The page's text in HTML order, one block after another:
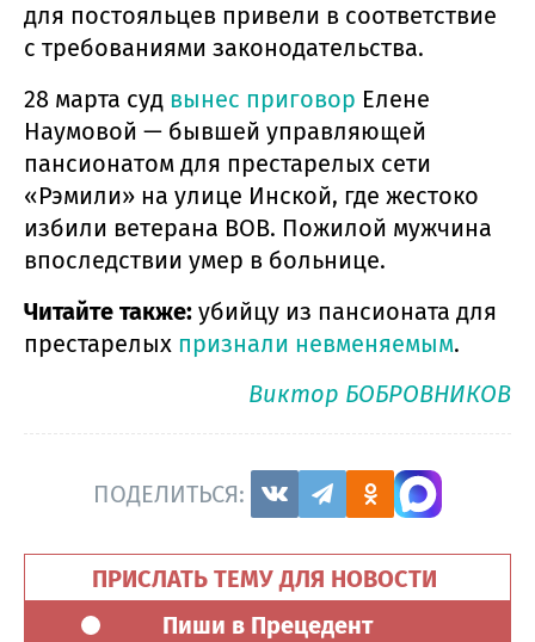
для постояльцев привели в соответствие
с требованиями законодательства.
28 марта суд вынес приговор Елене
Наумовой — бывшей управляющей
пансионатом для престарелых сети
«Рэмили» на улице Инской, где жестоко
избили ветерана ВОВ. Пожилой мужчина
впоследствии умер в больнице.
Читайте также: убийцу из пансионата для
престарелых признали невменяемым.
Виктор БОБРОВНИКОВ
ПОДЕЛИТЬСЯ:
ПРИСЛАТЬ ТЕМУ ДЛЯ НОВОСТИ
Пиши в Прецедент